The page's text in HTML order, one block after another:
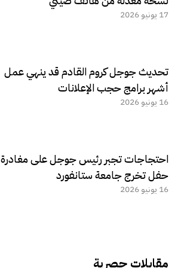
17 يونيو 2026
تحديث جوجل كروم القادم قد ينهي عمل
أشهر برامج حجب الإعلانات
16 يونيو 2026
احتجاجات تجبر رئيس جوجل على مغادرة
حفل تخرج جامعة ستانفورد
16 يونيو 2026
مقابلات حصرية